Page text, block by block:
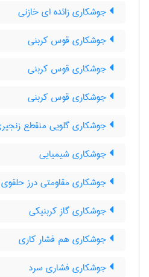
جوشکاری زائده ای خازنی
جوشکاری قوس کربنی
جوشکاری قوس کربنی
جوشکاری قوس کربنی
جوشکاری گلویی منقطع
جوشکاری شیمیایی
جوشکاری مقاومتی درز حلقوی
جوشکاری گاز کربنیکی
جوشکاری هم فشار کاری
جوشکاری فشاری سرد